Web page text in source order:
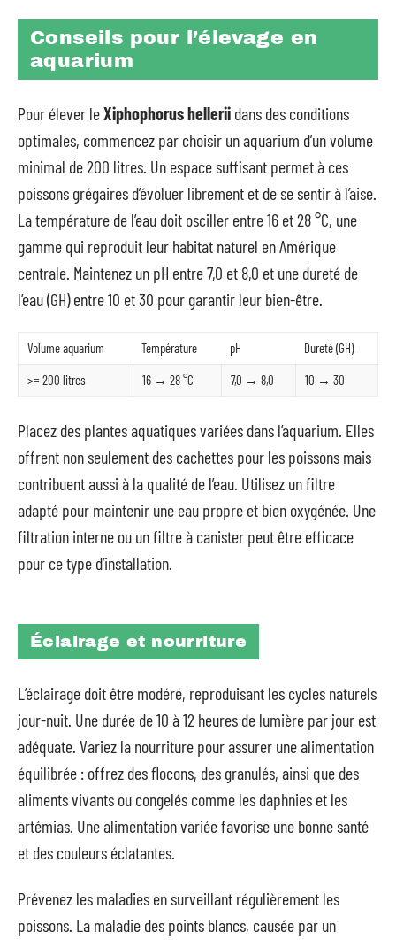
Conseils pour l’élevage en
aquarium
Pour élever leXiphophorus hellerii dans des conditions
optimales, commencez par choisir un aquarium d’un volume
minimal de 200 litres. Un espace suffisant permet à ces
poissons grégaires d’évoluer librement et de se sentir à l’aise.
La température de l’eau doit osciller entre 16 et 28 °C, une
gamme qui reproduit leur habitat naturel en Amérique
centrale. Maintenez un pH entre 7,0 et 8,0 et une dureté de
l’eau (GH) entre 10 et 30 pour garantir leur bien-être.
Volume aquarium Température pH
Dureté (GH)
>= 200 litres
16 → 28 °C 7,0 → 8,0 10 → 30
Placez des plantes aquatiques variées dans l’aquarium. Elles
offrent non seulement des cachettes pour les poissons mais
contribuent aussi à la qualité de l’eau. Utilisez un filtre
adapté pour maintenir une eau propre et bien oxygénée. Une
filtration interne ou un filtre à canister peut être efficace
pour ce type d’installation.
Éclairage et nourriture
L’éclairage doit être modéré, reproduisant les cycles naturels
jour-nuit. Une durée de 10 à 12 heures de lumière par jour est
adéquate. Variez la nourriture pour assurer une alimentation
équilibrée : offrez des flocons, des granulés, ainsi que des
aliments vivants ou congelés comme les daphnies et les
artémias. Une alimentation variée favorise une bonne santé
et des couleurs éclatantes.
Prévenez les maladies en surveillant régulièrement les
poissons. La maladie des points blancs, causée par un